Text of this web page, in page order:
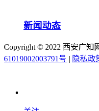
新闻动态
Copyright ©️ 2022 西安广知
61019002003791号 | 隐私政